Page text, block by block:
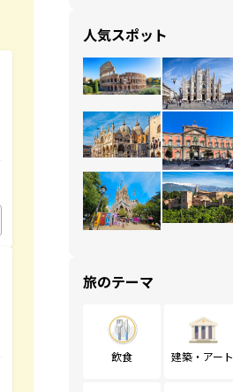
人気スポット
旅のテーマ
飲食 建築・アート